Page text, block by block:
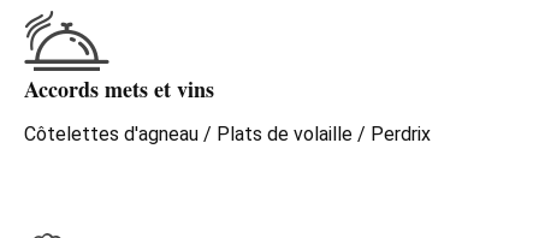
Accords mets et vins
Côtelettes d'agneau / Plats de volaille / Perdrix